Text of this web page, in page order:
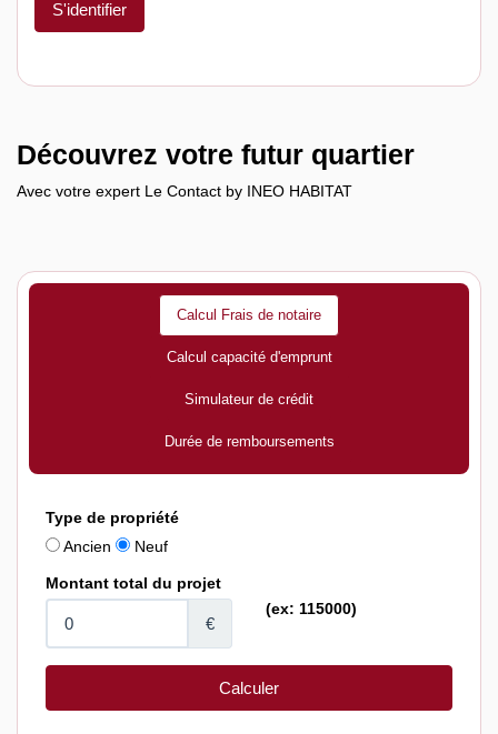
S'identifier
Découvrez votre futur quartier
Avec votre expert Le Contact by INEO HABITAT
Calcul Frais de notaire
Calcul capacité d'emprunt
Simulateur de crédit
Durée de remboursements